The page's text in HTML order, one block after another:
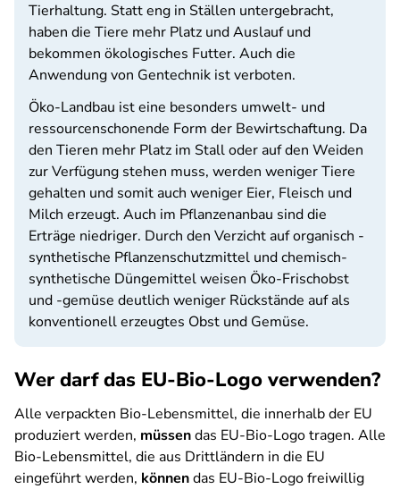
Tierhaltung. Statt eng in Ställen untergebracht,
haben die Tiere mehr Platz und Auslauf und
bekommen ökologisches Futter. Auch die
Anwendung von Gentechnik ist verboten.
Öko-Landbau ist eine besonders umwelt- und
ressourcenschonende Form der Bewirtschaftung. Da
den Tieren mehr Platz im Stall oder auf den Weiden
zur Verfügung stehen muss, werden weniger Tiere
gehalten und somit auch weniger Eier, Fleisch und
Milch erzeugt. Auch im Pflanzenanbau sind die
Erträge niedriger. Durch den Verzicht auf organisch -
synthetische Pflanzenschutzmittel und chemisch-
synthetische Düngemittel weisen Öko-Frischobst
und -gemüse deutlich weniger Rückstände auf als
konventionell erzeugtes Obst und Gemüse.
Wer darf das EU-Bio-Logo verwenden?
Alle verpackten Bio-Lebensmittel, die innerhalb der EU
produziert werden, müssendas EU-Bio-Logo tragen. Alle
Bio-Lebensmittel, die aus Drittländern in die EU
eingeführt werden, könnendas EU-Bio-Logo freiwillig